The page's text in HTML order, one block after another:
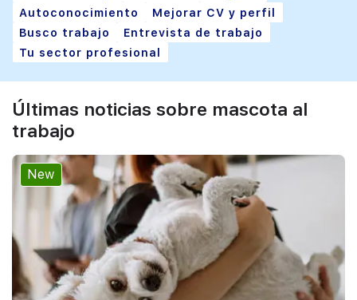
Autoconocimiento
Mejorar CV y perfil
Busco trabajo
Entrevista de trabajo
Tu sector profesional
Últimas noticias sobre mascota al
trabajo
New